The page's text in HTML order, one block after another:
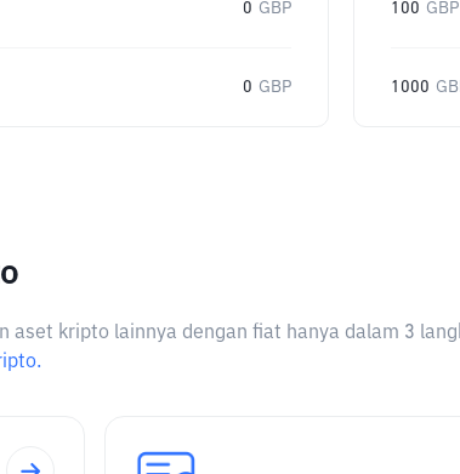
0 GBP
0 GBP
100 GBP
1000
aset kripto lainnya dengan fiat hanya dalam 3